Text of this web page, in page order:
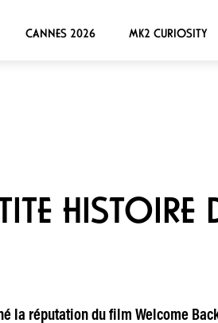
CANNES 2026 MK2 CURIOSITY
HISTOIRE
la réputation du film Welcome